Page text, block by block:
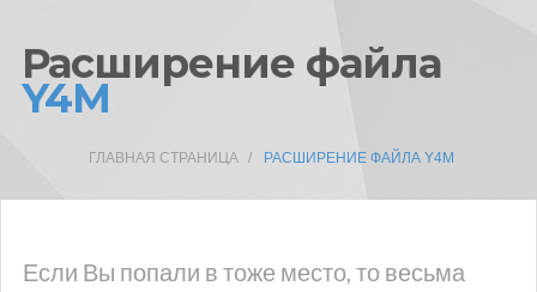
Расширение файла
Y4M
ГЛАВНАЯ СТРАНИЦА РАСШИРЕНИЕ ФАЙЛА Y4M
Если Вы попали в тоже место, то весьма